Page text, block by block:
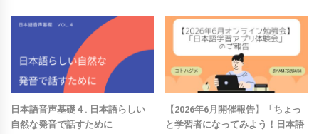
日本語音声基礎４. 日本語らしい
自然な発音で話すために
【2026年6月開催報告】「ちょっ
と学習者になってみよう！日本語